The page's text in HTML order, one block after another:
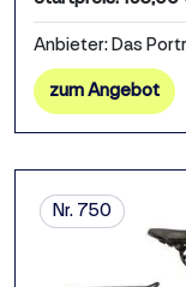
Anbieter: Das
zum Angebot
Nr. 750